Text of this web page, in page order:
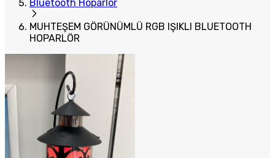
Bluetooth Hoparlör
MUHTEŞEM GÖRÜNÜMLÜ RGB IŞIKLI BLUETOOTH
HOPARLÖR